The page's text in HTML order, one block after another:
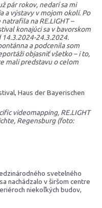
pár rokov, nedarí sa mi
a výstavy v mojom okolí. Po
na RE.LIGHT –
konajúci sa v bavorskom
24.3.2024.
a podcenila som
objasniť všetko – i to,
mali predstavu o celom
videomapping, RE.LIGHT
Regensburg (foto:
svetelného
nachádzalo v širšom centre
niekoľkých budov,